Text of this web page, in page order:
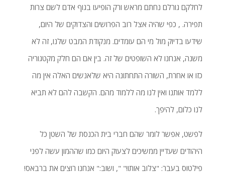
לחלקם גורלם נחתם מראש ורק הופיעו בגוף אדם לשם צרות
תפירה. , כפי שהיה אצל רוב הפרושים והצדוקים של היום,
שידעו בדיוק מול מי הם עומדים. מנקודת המבט שלנו, זה לא
משנה, אנחנו לא השופטים של זה. בין אם הם חלק מקטגוריה
כזו או אחרת, השורה התחתונה היא שלאנשים האלה אין מה
ללמד אותנו ואין לנו מה ללמוד מהם. הקשבה להם לא תביא
לנו כלום, להיפך.
לפשט, אפשר לומר שהם חברי בית הכנסת של השטן כל
היהודים שעדיין ממשיכים לצעוק היום כמו שההמון עשה לפני
פילטוס בעבר: "צלוב אותו!" ", ושוב:" אנחנו רוצים את ברבאס!